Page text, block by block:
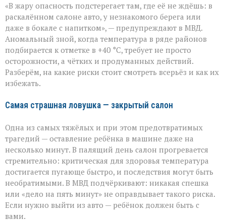
не
прощает
легкомыслия»:
МВД — о
том,
как
уберечь
себя
и
«В жару опасность подстерегает там, где её не ждёшь: в
раскалённом салоне авто, у незнакомого берега или
даже в бокале с напитком», — предупреждают в МВД.
Аномальный зной, когда температура в ряде районов
подбирается к отметке в +40 °C, требует не просто
осторожности, а чётких и продуманных действий.
Разберём, на какие риски стоит смотреть всерьёз и как их
избежать.
Самая страшная ловушка — закрытый салон
Одна из самых тяжёлых и при этом предотвратимых
трагедий — оставление ребёнка в машине даже на
несколько минут. В палящий день салон прогревается
стремительно: критическая для здоровья температура
достигается пугающе быстро, и последствия могут быть
необратимыми. В МВД подчёркивают: никакая спешка
или «дело на пять минут» не оправдывает такого риска.
Если нужно выйти из авто — ребёнок должен быть с
вами.